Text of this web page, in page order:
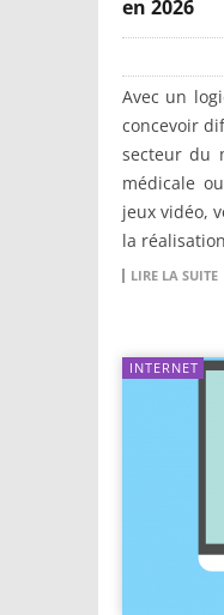
en 2026
Avec un
concevoir
secteur du
médicale
jeux vidéo,
la
LIRE LA SUITE
INTERNET